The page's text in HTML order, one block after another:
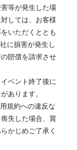
等が発生した場
しては、お客様
いただくととも
に損害が発生し
賠償を請求させ
ベント終了後に
あります。
規約への違反な
失した場合、賞
かじめご了承く